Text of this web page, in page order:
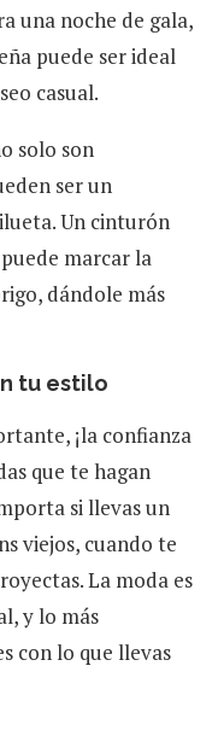
una noche de gala,
puede ser ideal
casual.
solo son
ser un
Un cinturón
marcar la
dándole más
tu estilo
¡la confianza
que te hagan
si llevas un
viejos, cuando te
La moda es
y lo más
con lo que llevas